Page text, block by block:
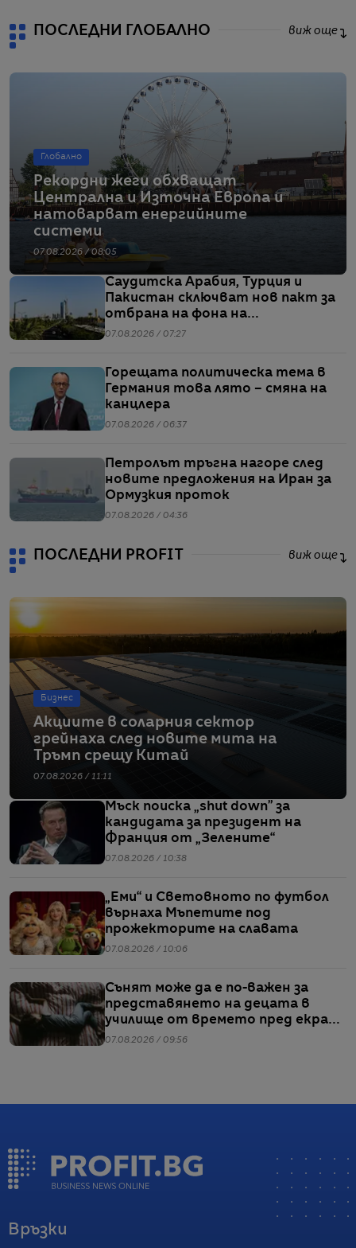
ПОСЛЕДНИ ГЛОБАЛНО виж още
Глобално
Рекордни жеги обхващат
Централна и Източна Европа и
натоварват енергийните
системи
07.08.2026 / 08:05
Саудитска Арабия, Турция и
Пакистан сключват нов пакт за
отбрана на фона на
напрежението между САЩ и Иран
07.08.2026 / 07:27
Горещата политическа тема в
Германия това лято – смяна на
канцлера
07.08.2026 / 06:37
Петролът тръгна нагоре след
новите предложения на Иран за
Ормузкия проток
07.08.2026 / 04:36
ПОСЛЕДНИ PROFIT виж още
Бизнес
Акциите в соларния сектор
грейнаха след новите мита на
Тръмп срещу Китай
07.08.2026 / 11:11
Мъск поиска „shut down” за
кандидата за президент на
Франция от „Зелените“
07.08.2026 / 10:38
„Еми“ и Световното по футбол
върнаха Мъпетите под
прожекторите на славата
07.08.2026 / 10:06
Сънят може да е по-важен за
представянето на децата в
училище от времето пред екран
или храненето, сочи проучване
07.08.2026 / 09:56
Връзки